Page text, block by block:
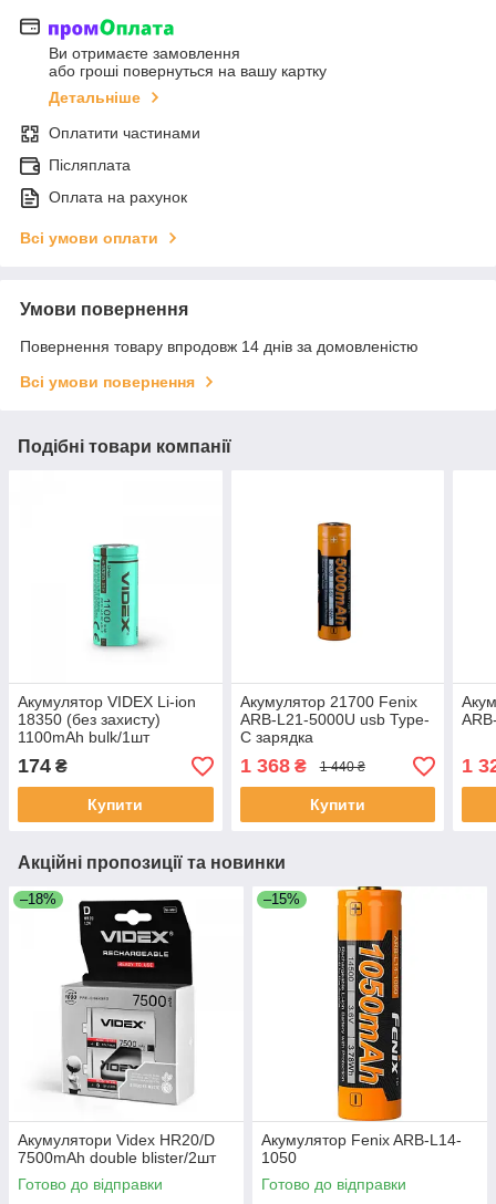
Ви отримаєте замовлення
або гроші повернуться на вашу картку
Детальніше
Оплатити частинами
Післяплата
Оплата на рахунок
Всі умови оплати
Умови повернення
Повернення товару впродовж 14 днів за домовленістю
Всі умови повернення
Подібні товари компанії
Акумулятор VIDEX Li-ion
18350 (без захисту)
1100mAh bulk/1шт
174 ₴
Купити
Акумулятор 21700 Fenix
ARB-L21-5000U usb Type-
C зарядка
1 368₴ 1 440 ₴
Купити
1
Акційні пропозиції та новинки
–18%
Акумулятори Videx HR20/D
7500mAh double blister/2шт
Готово до відправки
–15%
Акумулятор Fenix ARB-L14-
1050
Готово до відправки